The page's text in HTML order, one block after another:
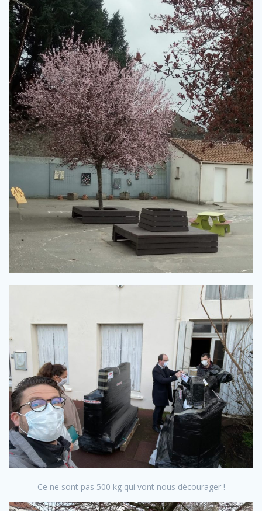
Ce ne sont pas 500 kg qui vont nous décourager !